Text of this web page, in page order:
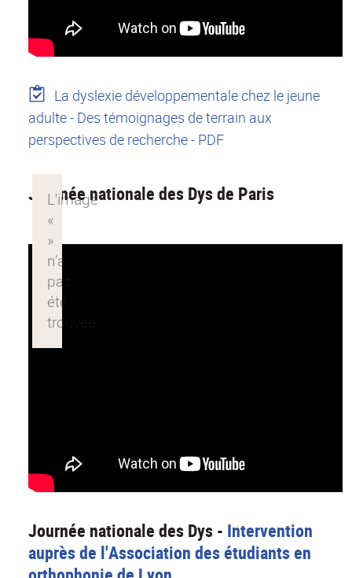
La dyslexie développementale chez le jeune
adulte - Des témoignages de terrain aux
perspectives de recherche - PDF
Journée nationale des Dys de Paris
Journée nationale des Dys - Intervention
auprès de l'Association des étudiants en